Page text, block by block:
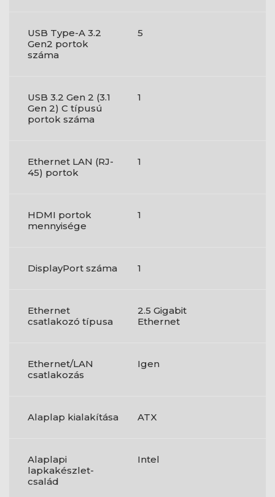
USB Type-A 3.2
Gen2 portok
száma
5
USB 3.2 Gen 2 (3.1
Gen 2) C típusú
portok száma
1
Ethernet LAN (RJ-
45) portok
1
HDMI portok
mennyisége
1
DisplayPort száma 1
Ethernet
csatlakozó típusa
2.5 Gigabit
Ethernet
Ethernet/LAN
csatlakozás
Igen
Alaplap kialakítása ATX
Alaplapi
lapkakészlet-
család
Intel